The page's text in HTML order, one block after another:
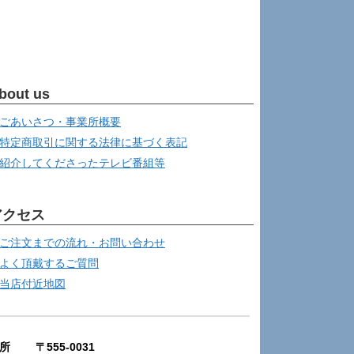
us
ごあいさつ・事業所概要
特定商取引に関する法律に基づく表記
紹介してくださったテレビ番組等
セス
ご注文までの流れ・お問い合わせ
よく頂戴するご質問
当店付近地図
所 〒555-0031